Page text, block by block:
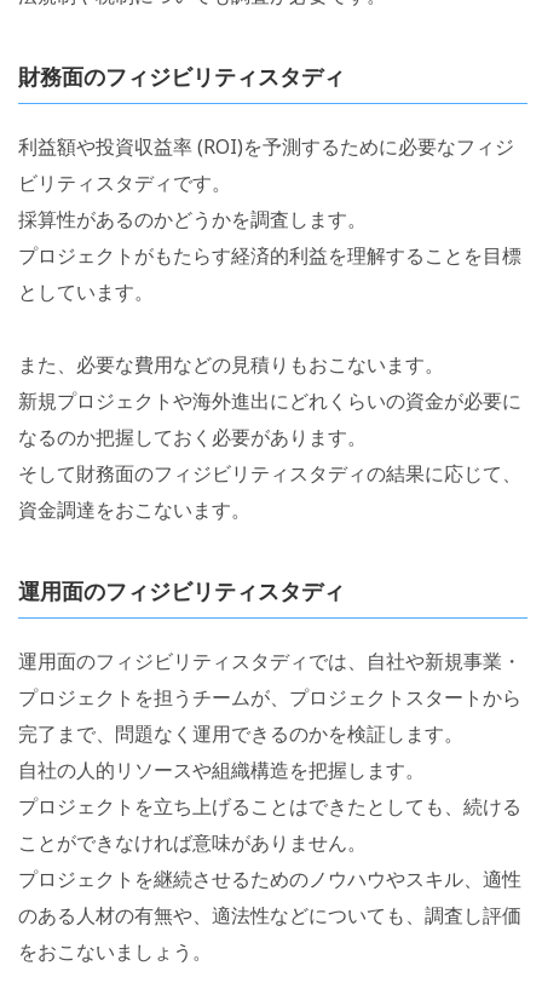
財務面のフィジビリティスタディ
利益額や投資収益率 (ROI)を予測するために必要なフィジ
ビリティスタディです。
採算性があるのかどうかを調査します。
プロジェクトがもたらす経済的利益を理解することを目標
としています。
また、必要な費用などの見積りもおこないます。
新規プロジェクトや海外進出にどれくらいの資金が必要に
なるのか把握しておく必要があります。
そして財務面のフィジビリティスタディの結果に応じて、
資金調達をおこないます。
運用面のフィジビリティスタディ
運用面のフィジビリティスタディでは、自社や新規事業・
プロジェクトを担うチームが、プロジェクトスタートから
完了まで、問題なく運用できるのかを検証します。
自社の人的リソースや組織構造を把握します。
プロジェクトを立ち上げることはできたとしても、続ける
ことができなければ意味がありません。
プロジェクトを継続させるためのノウハウやスキル、適性
のある人材の有無や、適法性などについても、調査し評価
をおこないましょう。